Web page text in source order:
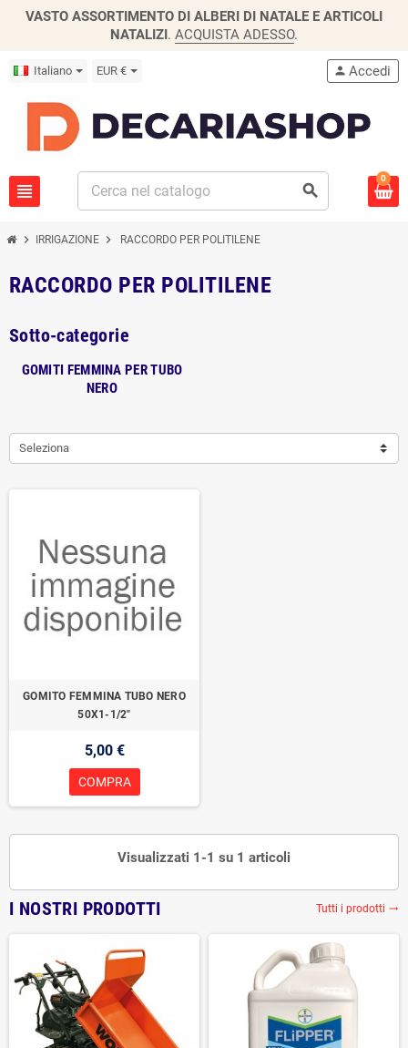
VASTO ASSORTIMENTO DI ALBERI DI NATALE E ARTICOLI
NATALIZI. ACQUISTA ADESSO.
Italiano EUR €
view_headline search
person Accedi
0
chevron_right IRRIGAZIONE chevron_right RACCORDO PER POLITILENE
RACCORDO PER POLITILENE
Sotto-categorie
GOMITI FEMMINA PER TUBO
NERO
Seleziona
GOMITO FEMMINA TUBO NERO
50X1-1/2"
5,00 €
COMPRA
Visualizzati 1-1 su 1 articoli
I NOSTRI PRODOTTI Tutti i prodotti trending_flat